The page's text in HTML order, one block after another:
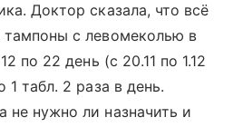
Доктор сказала, что всё
тампоны с левомеколью в
по 22 день (с 20.11 по 1.12
табл. 2 раза в день.
не нужно ли назначить и